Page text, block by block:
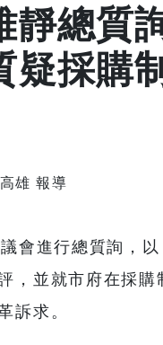
靜總質
採購
雄 報導
會進行總質詢，
，並就市府在採
訴求。